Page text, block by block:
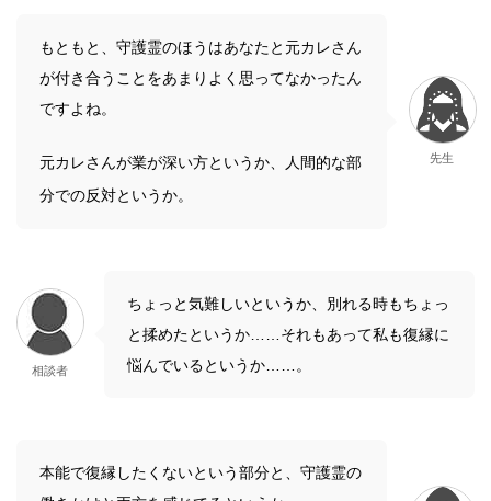
もともと、守護霊のほうはあなたと元カレさん
が付き合うことをあまりよく思ってなかったん
ですよね。
元カレさんが業が深い方というか、人間的な部
分での反対というか。
先生
相談者
ちょっと気難しいというか、別れる時もちょっ
と揉めたというか……それもあって私も復縁に
悩んでいるというか……。
本能で復縁したくないという部分と、守護霊の